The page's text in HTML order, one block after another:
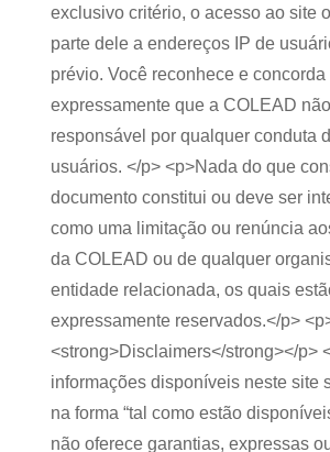
exclusivo critério, o acesso ao site
parte dele a endereços IP de
prévio. Você reconhece e concorda
expressamente que a COLEAD
responsável por qualquer conduta
usuários. </p> <p>Nada do que
documento constitui ou deve ser
como uma limitação ou renúncia
da COLEAD ou de qualquer
entidade relacionada, os quais
expressamente reservados.</p>
<strong>Disclaimers</strong></p>
informações disponíveis neste site
na forma “tal como estão
não oferece garantias, expressas